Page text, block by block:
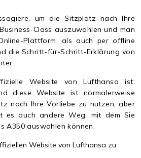
um die Sitzplatz nach Ihre
Class auszuwählen und man
Plattform, als auch per offline
die Schritt-für-Schritt-Erklärung von
Website von Lufthansa ist:
diese Website ist normalerweise
nach Ihre Vorliebe zu nutzen, aber
es auch andere Weg, mit dem Sie
A350 auswählen können.
Website von Lufthansa zu